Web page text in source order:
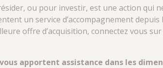
ou pour investir, est une action qui
un service d’accompagnement
offre d’acquisition, connectez vous
apportent assistance dans les